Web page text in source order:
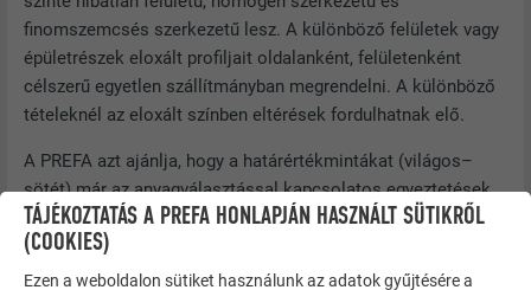
finomszemcsés szerkezetű lesz. A különböző felületek vagy
épületrészek eloxált profiljait oldalanként, felületenként
célszerű egyetlen szállítmányban megrendelni. A különböző
tételeknél az eloxált színben eltérések fordulhatnak elő.
A PREFA azt ajánlja, hogy a határértékmintákat (világos–
sötét) már az anyagválasztással kapcsolatos egyeztetések
során határozzák meg.
TÁJÉKOZTATÁS A PREFA HONLAPJÁN HASZNÁLT SÜTIKRŐL
(COOKIES)
Ezen a weboldalon sütiket használunk az adatok gyűjtésére a